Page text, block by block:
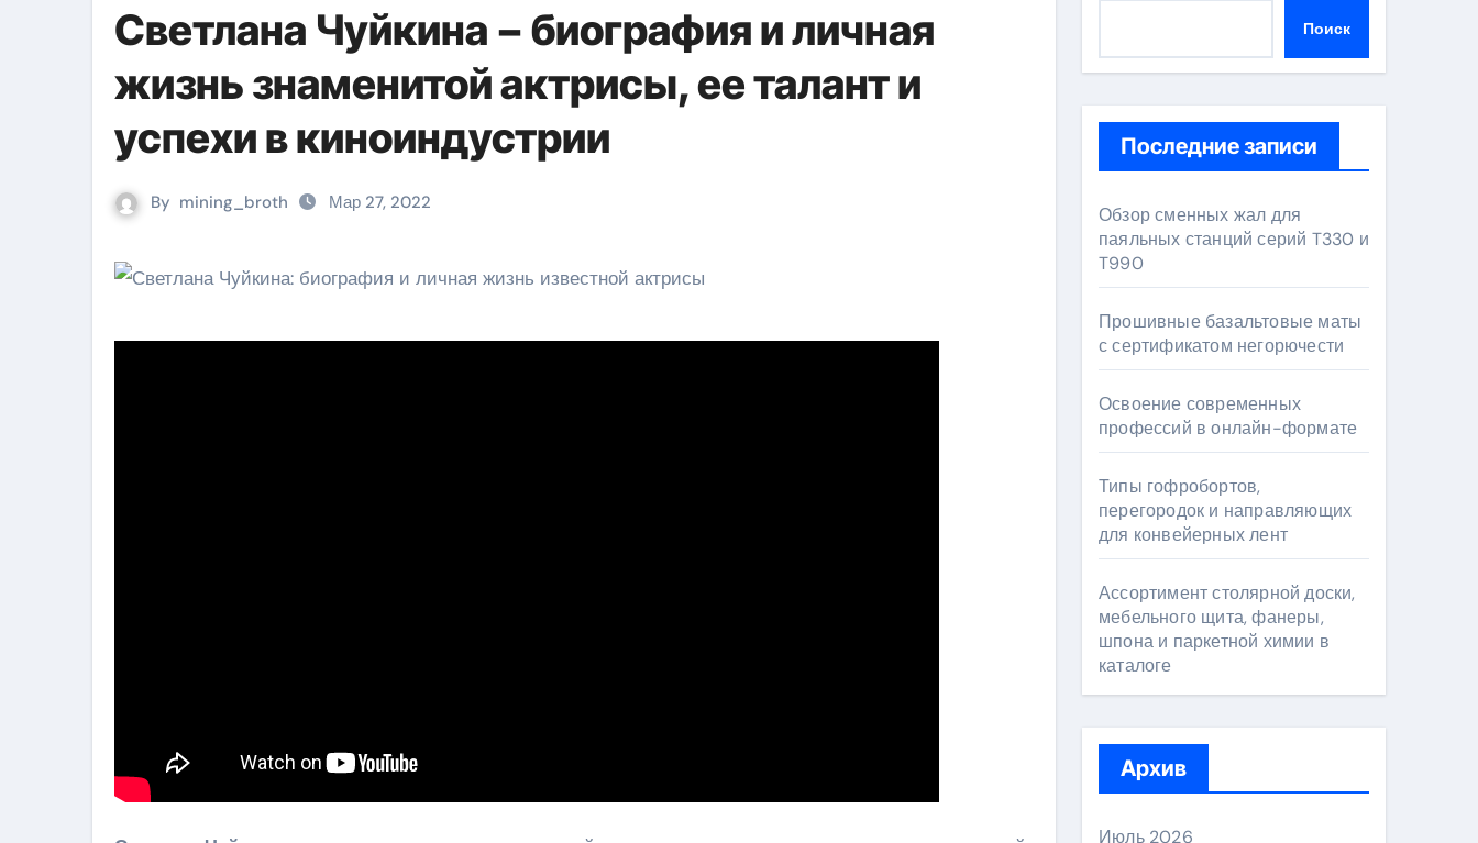
Светлана Чуйкина − биография и личная
жизнь знаменитой актрисы, ее талант и
успехи в киноиндустрии
By mining_broth Мар 27, 2022
Поиск
Последние записи
Обзор сменных жал для
паяльных станций серий T330 и
T990
Прошивные базальтовые маты
с сертификатом негорючести
Освоение современных
профессий в онлайн-формате
Типы гофробортов,
перегородок и направляющих
для конвейерных лент
Ассортимент столярной доски,
мебельного щита, фанеры,
шпона и паркетной химии в
каталоге
Архив
Июль 2026